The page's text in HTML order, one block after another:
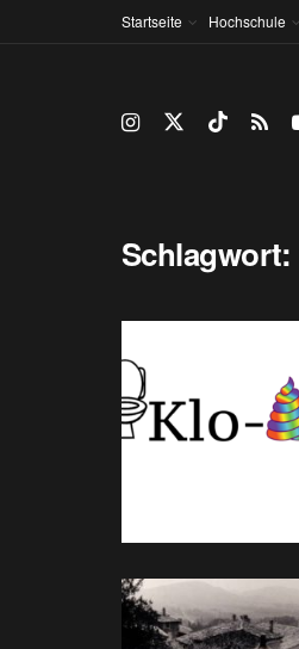
Startseite Hochschule
Schlagwort: